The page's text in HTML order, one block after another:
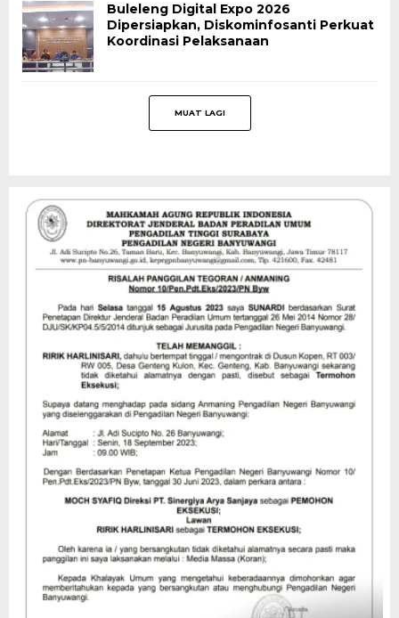
Buleleng Digital Expo 2026
Dipersiapkan, Diskominfosanti Perkuat
Koordinasi Pelaksanaan